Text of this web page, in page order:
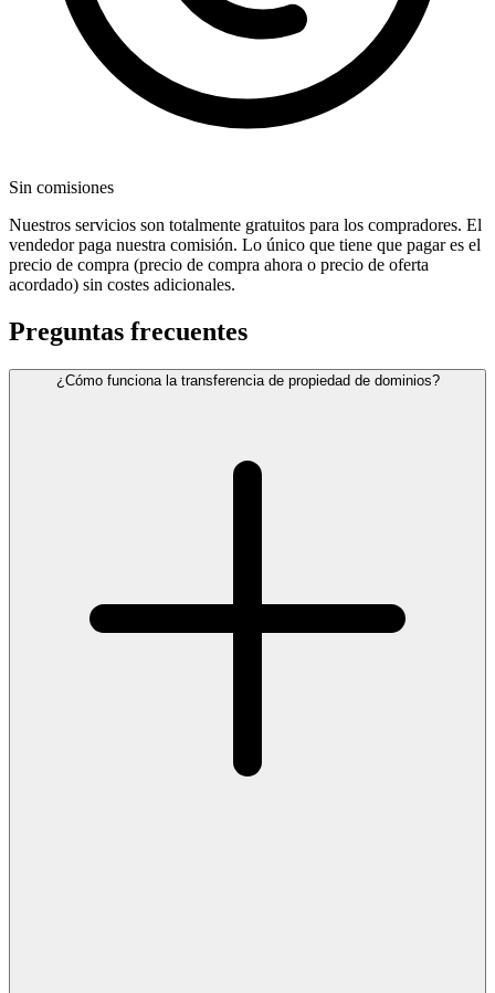
Sin comisiones
Nuestros servicios son totalmente gratuitos para los compradores. El
vendedor paga nuestra comisión. Lo único que tiene que pagar es el
precio de compra (precio de compra ahora o precio de oferta
acordado) sin costes adicionales.
Preguntas frecuentes
¿Cómo funciona la transferencia de propiedad de dominios?